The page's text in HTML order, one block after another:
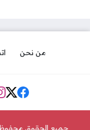
من نحن
جميع الحقوق محفوظة ©